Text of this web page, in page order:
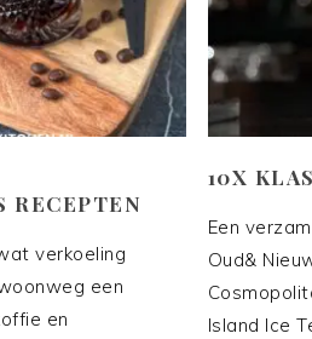
RECEPTEN
verkoeling
een
en
10X
Een
Oud&
Island Ice